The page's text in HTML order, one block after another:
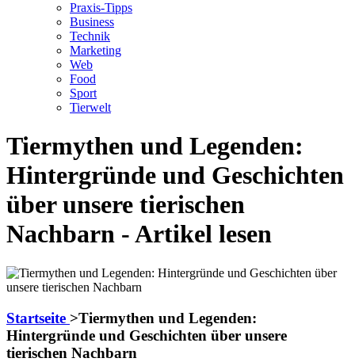
Praxis-Tipps
Business
Technik
Marketing
Web
Food
Sport
Tierwelt
Tiermythen und Legenden:
Hintergründe und Geschichten
über unsere tierischen
Nachbarn - Artikel lesen
Startseite >Tiermythen und Legenden:
Hintergründe und Geschichten über unsere
tierischen Nachbarn